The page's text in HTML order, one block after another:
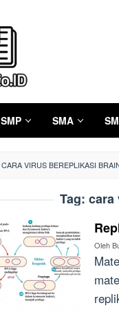
SMP SMA
CARA VIRUS BEREPLIKASI
Tag: cara
Oleh